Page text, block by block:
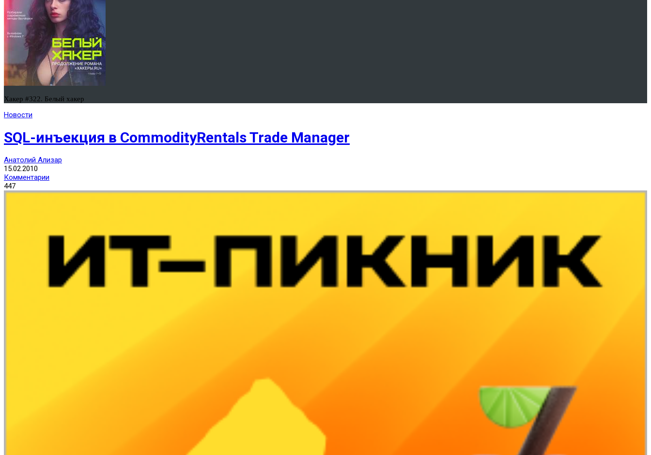
Хакер #322. Белый хакер
Новости
SQL-инъекция в CommodityRentals Trade Manager
Анатолий Ализар
15.02.2010
Комментарии
447